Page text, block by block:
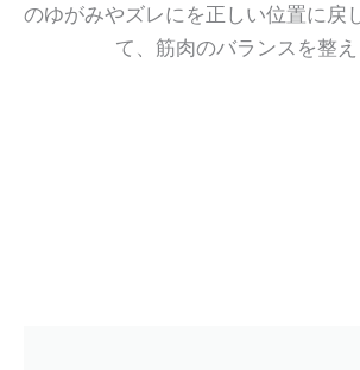
のゆがみやズレにを正しい位置に戻
て、筋肉のバランスを整え